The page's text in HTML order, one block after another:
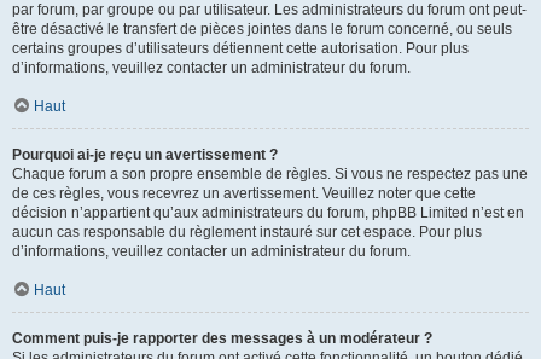
par forum, par groupe ou par utilisateur. Les administrateurs du forum ont peut-
être désactivé le transfert de pièces jointes dans le forum concerné, ou seuls
certains groupes d’utilisateurs détiennent cette autorisation. Pour plus
d’informations, veuillez contacter un administrateur du forum.
Haut
Pourquoi ai-je reçu un avertissement ?
Chaque forum a son propre ensemble de règles. Si vous ne respectez pas une
de ces règles, vous recevrez un avertissement. Veuillez noter que cette
décision n’appartient qu’aux administrateurs du forum, phpBB Limited n’est en
aucun cas responsable du règlement instauré sur cet espace. Pour plus
d’informations, veuillez contacter un administrateur du forum.
Haut
Comment puis-je rapporter des messages à un modérateur ?